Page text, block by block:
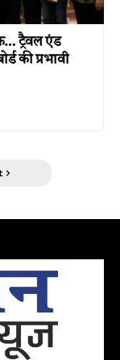
ट्रैवल एंड
की प्रभावी